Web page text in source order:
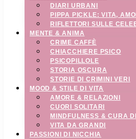
DIARI URBANI
PIPPA PICKLE: VITA,
RIFLETTORI SULLE
MENTE & ANIMA
CRIME CAFFÈ
CHIACCHIERE PSICO
PSICOPILLOLE
STORIA OSCURA
STORIE DI CRIMINI VERI
MOOD & STILE DI VITA
AMORE & RELAZIONI
CUORI SOLITARI
MINDFULNESS & CURA
VITA DA GRANDI
PASSIONI DI NICCHIA